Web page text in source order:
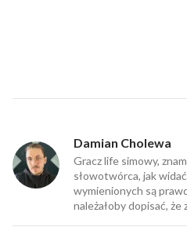
Damian Cholewa
Gracz life simowy,
słowotwórca, jak
wymienionych są
należałoby dopisać,